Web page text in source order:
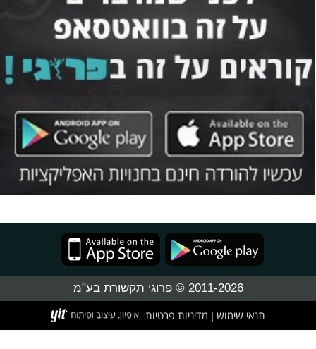
2011-2026 © פרוגי תקשורת בע"מ
תנאי שימוש מדיניות פרטיות